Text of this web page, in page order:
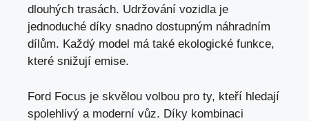
dlouhých trasách. Udržování vozidla je
jednoduché díky snadno dostupným náhradním
dílům. Každý model má také ekologické funkce,
které snižují emise.
Ford Focus je skvělou volbou pro ty, kteří hledají
spolehlivý a moderní vůz. Díky kombinaci